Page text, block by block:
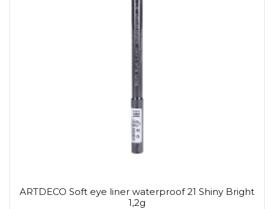
ARTDECO Soft eye liner waterproof 21 Shiny Bright
1,2g